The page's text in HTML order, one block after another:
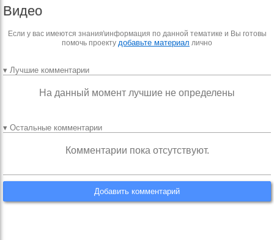
Видео
Если у вас имеются знания\информация по данной тематике и Вы готовы
помочь проекту добавьте материал лично
▾ Лучшие комментарии
На данный момент лучшие не определены
▾ Остальные комментарии
Комментарии пока отсутствуют.
Добавить комментарий